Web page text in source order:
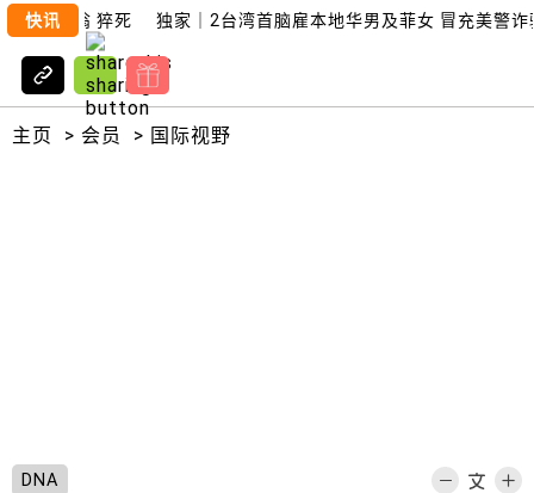
快讯
裔老翁 猝死 独家｜2台湾首脑雇本地华男及菲女 冒充美警诈骗
主页 > 会员 > 国际视野
DNA